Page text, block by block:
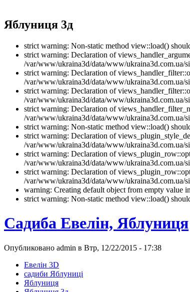
Яблуниця 3д
strict warning: Non-static method view::load()
strict warning: Declaration of
/var/www/ukraina3d/data/www/ukraina3d.com.ua/
strict warning: Declaration of
/var/www/ukraina3d/data/www/ukraina3d.com.ua/
strict warning: Declaration of
/var/www/ukraina3d/data/www/ukraina3d.com.ua/
strict warning: Declaration of
/var/www/ukraina3d/data/www/ukraina3d.com.ua/
strict warning: Non-static method view::load()
strict warning: Declaration of
/var/www/ukraina3d/data/www/ukraina3d.com.ua/
strict warning: Declaration of
/var/www/ukraina3d/data/www/ukraina3d.com.ua/
strict warning: Declaration of
/var/www/ukraina3d/data/www/ukraina3d.com.ua/
warning: Creating default object from empty value
strict warning: Non-static method view::load()
Садиба Евелін, Яблуниця
Опубликовано admin в Втр, 12/22/2015 - 17:38
Евелін 3D
садиби Яблуниці
Яблуниця